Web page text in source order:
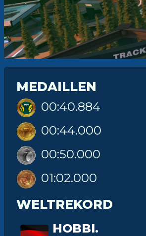
MEDAILLEN
00:40.884
00:44.000
00:50.000
01:02.000
WELTREKORD
HOBBI.